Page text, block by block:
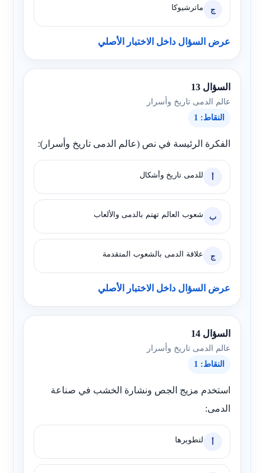
ج ماترشيوكا
عرض السؤال داخل الاختبار الأصلي
السؤال 13
عالم الدمى تاريخ وأسرار
النقاط: 1
الفكرة الرئيسة في نص (عالم الدمى تاريخ وأسرار):
أ للدمى تاريخ وأشكال
ب شعوب العالم تهتم بالدمى والألعاب
ج علاقة الدمى بالشعوب المتقدمة
عرض السؤال داخل الاختبار الأصلي
السؤال 14
عالم الدمى تاريخ وأسرار
النقاط: 1
استخدم مزيج الجص ونشارة الخشب في صناعة
الدمى:
أ لتطويرها